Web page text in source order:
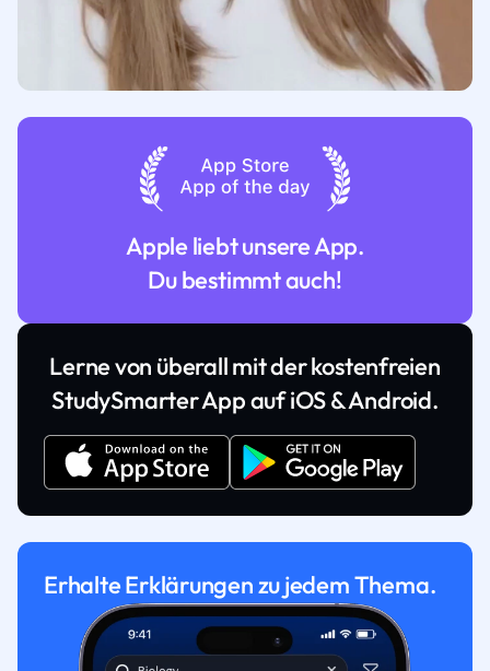
Apple liebt unsere App.
Du bestimmt auch!
Lerne von überall mit der kostenfreien
StudySmarter App auf iOS & Android.
Erhalte Erklärungen zu jedem Thema.